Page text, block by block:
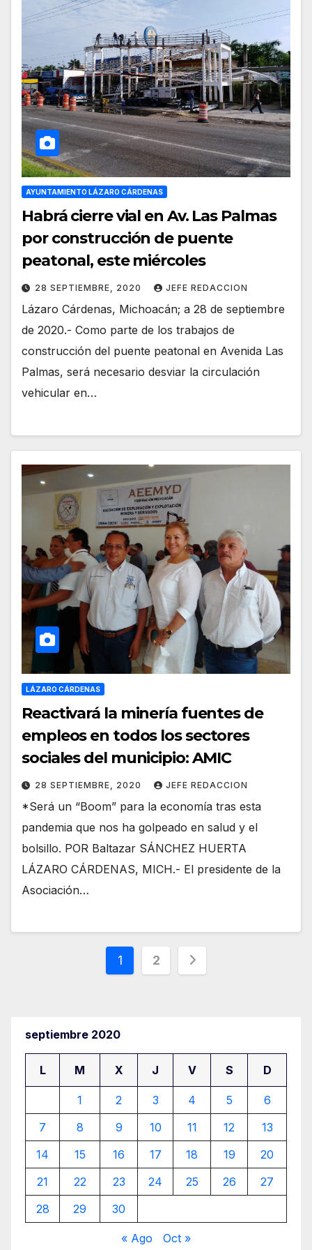
AYUNTAMIENTO LÁZARO CÁRDENAS
Habrá cierre vial en Av. Las Palmas
por construcción de puente
peatonal, este miércoles
28 SEPTIEMBRE, 2020 JEFE REDACCION
Lázaro Cárdenas, Michoacán; a 28 de septiembre
de 2020.- Como parte de los trabajos de
construcción del puente peatonal en Avenida Las
Palmas, será necesario desviar la circulación
vehicular en…
LÁZARO CÁRDENAS
Reactivará la minería fuentes de
empleos en todos los sectores
sociales del municipio: AMIC
28 SEPTIEMBRE, 2020 JEFE REDACCION
*Será un “Boom” para la economía tras esta
pandemia que nos ha golpeado en salud y el
bolsillo. POR Baltazar SÁNCHEZ HUERTA
LÁZARO CÁRDENAS, MICH.- El presidente de la
Asociación…
Paginación
1 2
septiembre 2020
L M X J V S D
1 2 3 4 5
6
7
8 9 10 11 12
13
14
15 16 17 18 19
20
21
22 23 24 25 26
27
28
29 30
« Ago Oct »